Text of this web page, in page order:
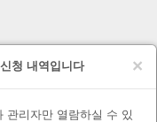
×
청 내역입니다
관리자만 열람하실 수 있